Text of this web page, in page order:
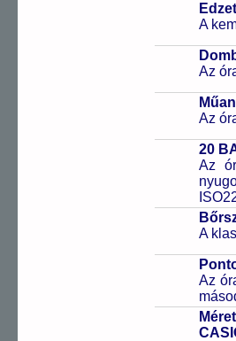
A
Az
Az
20
Az
A
Az